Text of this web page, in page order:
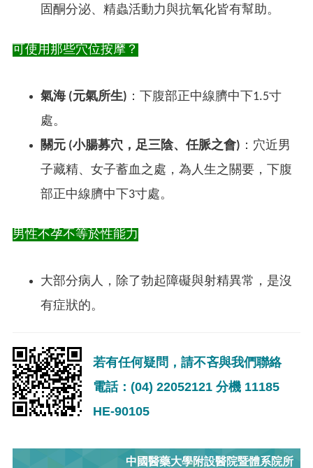
固酮分泌、精蟲活動力與抗氧化皆有幫助。
可使用那些穴位按摩？
氣海 (元氣所生) ：下腹部正中線臍中下1.5寸
處。
關元 (小腸募穴，足三陰、任脈之會) ：穴近男
子藏精、女子蓄血之處，為人生之關要，下腹
部正中線臍中下3寸處。
男性不孕不等於性能力
大部分病人，除了勃起障礙與射精異常，是沒
有症狀的。
若有任何疑問，請不吝與我們聯絡
電話：(04) 22052121 分機 11185
HE-90105
中國醫藥大學附設醫院暨體系院所